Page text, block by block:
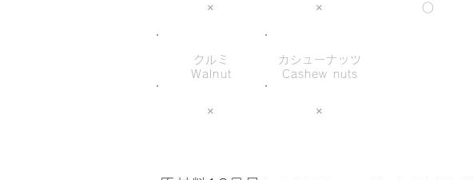
× × ○
Walnut
クルミ
×
Cashew nuts
カシューナッツ
×